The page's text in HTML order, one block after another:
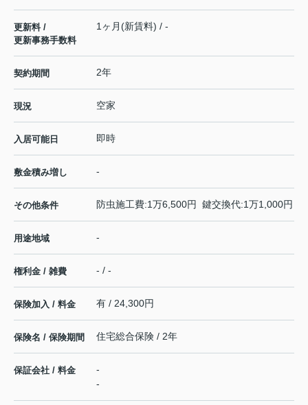
更新料 /
更新事務手数料
1ヶ月(新賃料) / -
契約期間 2年
現況 空家
入居可能日 即時
敷金積み増し -
その他条件 防虫施工費:1万6,500円 鍵交換代:1万1,000円
用途地域 -
権利金 / 雑費 - / -
保険加入 / 料金 有 / 24,300円
保険名 / 保険期間 住宅総合保険 / 2年
保証会社 / 料金
-
-